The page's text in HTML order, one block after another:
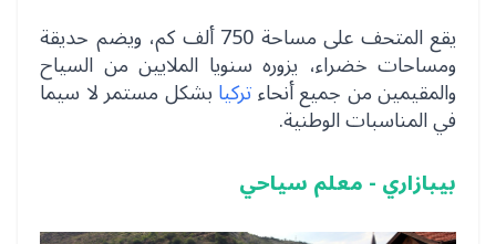
يقع المتحف على مساحة 750 ألف كم، ويضم حديقة
ومساحات خضراء، يزوره سنويا الملايين من السياح
والمقيمين من جميع أنحاءتركيابشكل مستمر لا سيما
في المناسبات الوطنية.
بيبازاري - معلم سياحي